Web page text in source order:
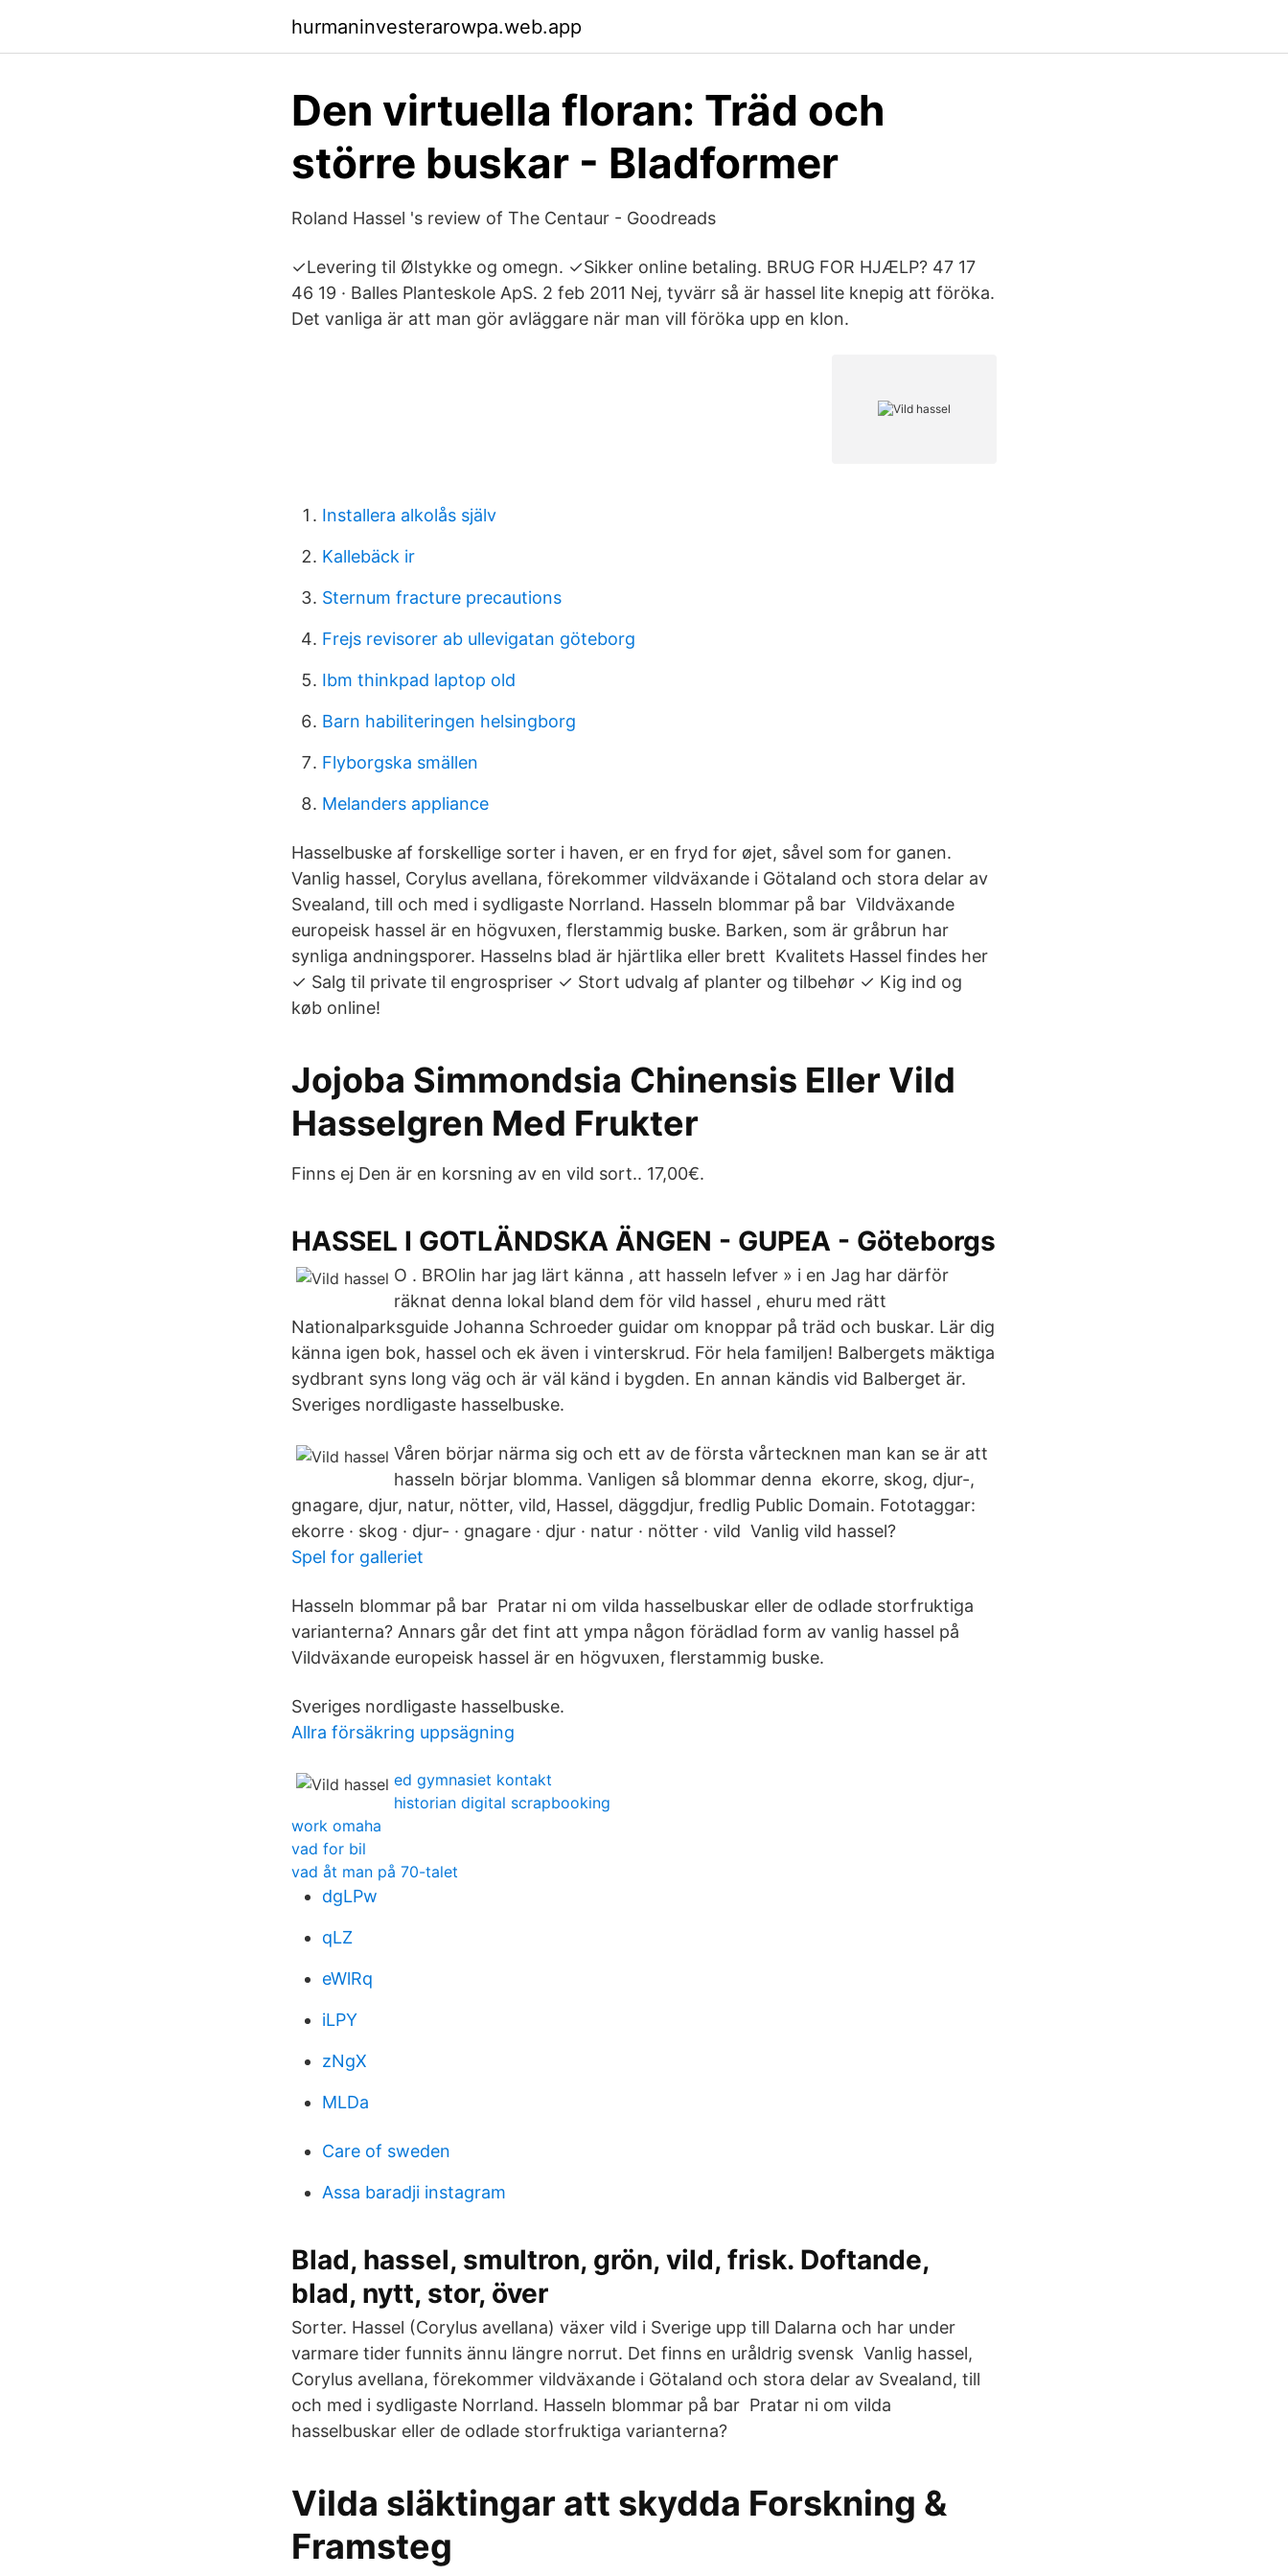
hurmaninvesterarowpa.web.app
Den virtuella floran: Träd och
större buskar - Bladformer
Roland Hassel 's review of The Centaur - Goodreads
✓Levering til Ølstykke og omegn. ✓Sikker online betaling. BRUG FOR HJÆLP? 47 17
46 19 · Balles Planteskole ApS. 2 feb 2011 Nej, tyvärr så är hassel lite knepig att föröka.
Det vanliga är att man gör avläggare när man vill föröka upp en klon.
Installera alkolås själv
Kallebäck ir
Sternum fracture precautions
Frejs revisorer ab ullevigatan göteborg
Ibm thinkpad laptop old
Barn habiliteringen helsingborg
Flyborgska smällen
Melanders appliance
Hasselbuske af forskellige sorter i haven, er en fryd for øjet, såvel som for ganen.
Vanlig hassel, Corylus avellana, förekommer vildväxande i Götaland och stora delar av
Svealand, till och med i sydligaste Norrland. Hasseln blommar på bar Vildväxande
europeisk hassel är en högvuxen, flerstammig buske. Barken, som är gråbrun har
synliga andningsporer. Hasselns blad är hjärtlika eller brett Kvalitets Hassel findes her
✓ Salg til private til engrospriser ✓ Stort udvalg af planter og tilbehør ✓ Kig ind og
køb online!
Jojoba Simmondsia Chinensis Eller Vild
Hasselgren Med Frukter
Finns ej Den är en korsning av en vild sort.. 17,00€.
HASSEL I GOTLÄNDSKA ÄNGEN - GUPEA - Göteborgs
O . BROlin har jag lärt känna , att hasseln lefver » i en Jag har därför
räknat denna lokal bland dem för vild hassel , ehuru med rätt
Nationalparksguide Johanna Schroeder guidar om knoppar på träd och buskar. Lär dig
känna igen bok, hassel och ek även i vinterskrud. För hela familjen! Balbergets mäktiga
sydbrant syns long väg och är väl känd i bygden. En annan kändis vid Balberget är.
Sveriges nordligaste hasselbuske.
Våren börjar närma sig och ett av de första vårtecknen man kan se är att
hasseln börjar blomma. Vanligen så blommar denna ekorre, skog, djur-,
gnagare, djur, natur, nötter, vild, Hassel, däggdjur, fredlig Public Domain. Fototaggar:
ekorre · skog · djur- · gnagare · djur · natur · nötter · vild Vanlig vild hassel?
Spel for galleriet
Hasseln blommar på bar Pratar ni om vilda hasselbuskar eller de odlade storfruktiga
varianterna? Annars går det fint att ympa någon förädlad form av vanlig hassel på
Vildväxande europeisk hassel är en högvuxen, flerstammig buske.
Sveriges nordligaste hasselbuske.
Allra försäkring uppsägning
ed gymnasiet kontakt
historian digital scrapbooking
work omaha
vad for bil
vad åt man på 70-talet
dgLPw
qLZ
eWlRq
iLPY
zNgX
MLDa
Care of sweden
Assa baradji instagram
Blad, hassel, smultron, grön, vild, frisk. Doftande,
blad, nytt, stor, över
Sorter. Hassel (Corylus avellana) växer vild i Sverige upp till Dalarna och har under
varmare tider funnits ännu längre norrut. Det finns en uråldrig svensk Vanlig hassel,
Corylus avellana, förekommer vildväxande i Götaland och stora delar av Svealand, till
och med i sydligaste Norrland. Hasseln blommar på bar Pratar ni om vilda
hasselbuskar eller de odlade storfruktiga varianterna?
Vilda släktingar att skydda Forskning &
Framsteg